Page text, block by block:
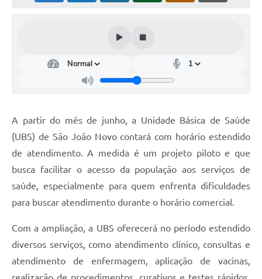
Bolsas de estudo da Escola Cooperativa
Departamento de Bem-Estar Social
Fundo Social
Horários de Ônibus - Jundiá
Nota Fiscal de Serviço Eletrônica
Notícias
A partir do mês de junho, a Unidade Básica de Saúde
(UBS) de São João Novo contará com horário estendido
de atendimento. A medida é um projeto piloto e que
busca facilitar o acesso da população aos serviços de
saúde, especialmente para quem enfrenta dificuldades
para buscar atendimento durante o horário comercial.
Com a ampliação, a UBS oferecerá no período estendido
diversos serviços, como atendimento clínico, consultas e
atendimento de enfermagem, aplicação de vacinas,